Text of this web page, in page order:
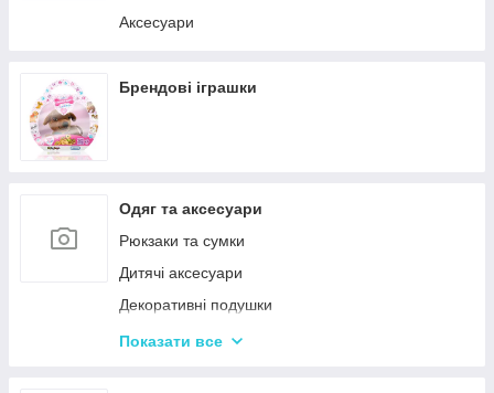
Аксесуари
Брендові іграшки
Одяг та аксесуари
Рюкзаки та сумки
Дитячі аксесуари
Декоративні подушки
Дитячі парасольки
Показати все